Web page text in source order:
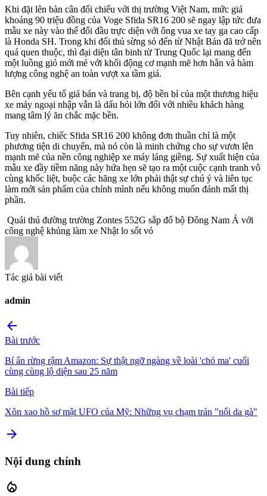
Khi đặt lên bàn cân đối chiếu với thị trường Việt Nam, mức giá
khoảng 90 triệu đồng của Voge Sfida SR16 200 sẽ ngay lập tức đưa
mẫu xe này vào thế đối đầu trực diện với ông vua xe tay ga cao cấp
là Honda SH. Trong khi đối thủ sừng sỏ đến từ Nhật Bản đã trở nên
quá quen thuộc, thì đại diện tân binh từ Trung Quốc lại mang đến
một luồng gió mới mẻ với khối động cơ mạnh mẽ hơn hẳn và hàm
lượng công nghệ an toàn vượt xa tầm giá.
Bên cạnh yếu tố giá bán và trang bị, độ bền bỉ của một thương hiệu
xe máy ngoại nhập vẫn là dấu hỏi lớn đối với nhiều khách hàng
mang tâm lý ăn chắc mặc bền.
Tuy nhiên, chiếc Sfida SR16 200 không đơn thuần chỉ là một
phương tiện di chuyển, mà nó còn là minh chứng cho sự vươn lên
mạnh mẽ của nền công nghiệp xe máy láng giềng. Sự xuất hiện của
mẫu xe đầy tiềm năng này hứa hẹn sẽ tạo ra một cuộc cạnh tranh vô
cùng khốc liệt, buộc các hãng xe lớn phải thật sự chú ý và liên tục
làm mới sản phẩm của chính mình nếu không muốn đánh mất thị
phần.
Quái thú đường trường Zontes 552G sắp đổ bộ Đông Nam Á với
công nghệ khủng làm xe Nhật lo sốt vó
Tác giả bài viết
admin
arrow_back
Bài trước
Bí ẩn rừng rậm Amazon: Sự thật ngỡ ngàng về loài 'chó ma' cuối
cùng cùng lộ diện sau 25 năm
Bài tiếp
Xôn xao hồ sơ mật UFO của Mỹ: Những vụ chạm trán "nổi da gà"
arrow_forward
Nội dung chính
local_fire_department